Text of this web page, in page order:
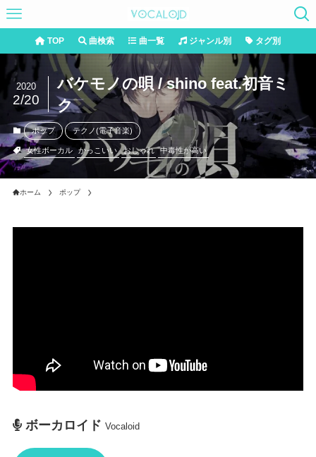
TOP 曲検索 曲一覧 ジャンル別 タグ別
バケモノの唄 / shino feat.初音ミ
ク
2020
2/20
ポップ テクノ(電子音楽)
女性ボーカル かっこいい おしゃれ 中毒性が高い
ホーム ポップ
ボーカロイド Vocaloid